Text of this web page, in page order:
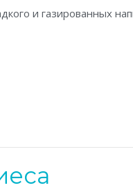
и газированных